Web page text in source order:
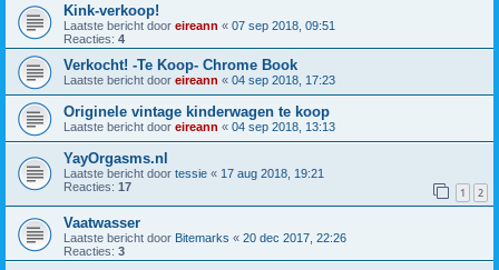
Kink-verkoop!
Laatste bericht door eireann « 07 sep 2018, 09:51
Reacties: 4
Verkocht! -Te Koop- Chrome Book
Laatste bericht door eireann « 04 sep 2018, 17:23
Originele vintage kinderwagen te koop
Laatste bericht door eireann « 04 sep 2018, 13:13
YayOrgasms.nl
Laatste bericht door tessie « 17 aug 2018, 19:21
Reacties: 17 1 2
Vaatwasser
Laatste bericht door Bitemarks « 20 dec 2017, 22:26
Reacties: 3